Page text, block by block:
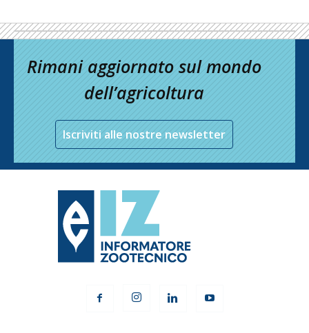
Rimani aggiornato sul mondo
dell’agricoltura
Iscriviti alle nostre newsletter